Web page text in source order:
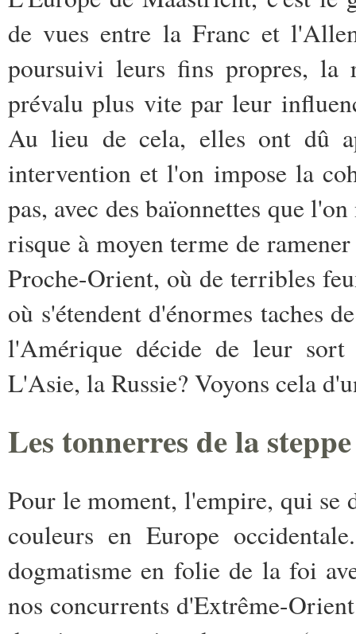
de vues entre la Franc et
poursuivi leurs fins propres, la
prévalu plus vite par leur
Au lieu de cela, elles ont dû
intervention et l'on impose la
pas, avec des baïonnettes que
risque à moyen terme de
Proche-Orient, où de terribles
où s'étendent d'énormes taches
l'Amérique décide de leur sort
L'Asie, la Russie? Voyons cela
Les tonnerres de la steppe
Pour le moment, l'empire, qui se
couleurs en Europe
dogmatisme en folie de la foi
nos concurrents d'Extrême-